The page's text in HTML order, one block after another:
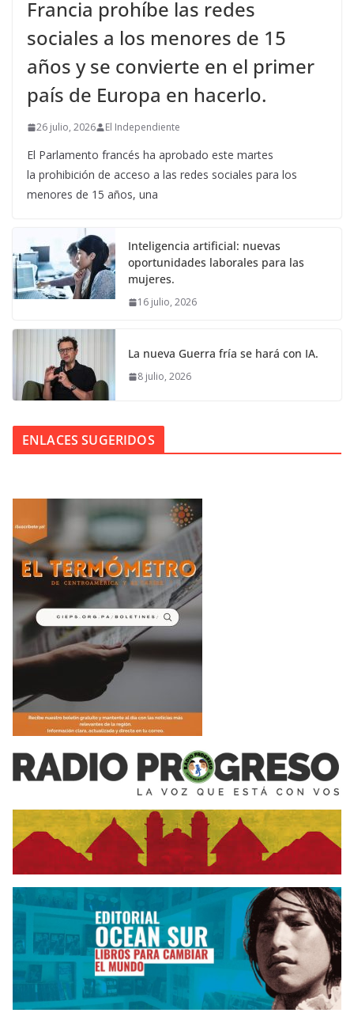
Francia prohíbe las redes
sociales a los menores de 15
años y se convierte en el primer
país de Europa en hacerlo.
26 julio, 2026 El Independiente
El Parlamento francés ha aprobado este martes
la prohibición de acceso a las redes sociales para los
menores de 15 años, una
Inteligencia artificial: nuevas
oportunidades laborales para las
mujeres.
16 julio, 2026
La nueva Guerra fría se hará con IA.
8 julio, 2026
ENLACES SUGERIDOS